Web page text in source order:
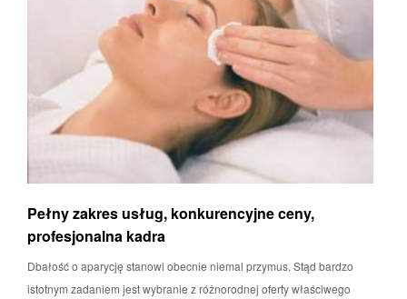
Pełny zakres usług, konkurencyjne ceny,
profesjonalna kadra
Dbałość o aparycję stanowi obecnie niemal przymus. Stąd bardzo
istotnym zadaniem jest wybranie z różnorodnej oferty właściwego